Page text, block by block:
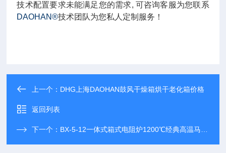
技术配置要求未能满足您的需求, 可咨询客服为您联系
DAOHAN®技术团队为您私人定制服务！
上一个： DHG上海DAOHAN鼓风干燥箱烘干老化箱价格
返回列表
下一个： BX-5-12一体式箱式电阻炉1200℃经典高温马弗炉